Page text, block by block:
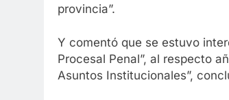
provincia”.
Y comentó que se estuvo
Procesal Penal”, al respecto
Asuntos Institucionales”,